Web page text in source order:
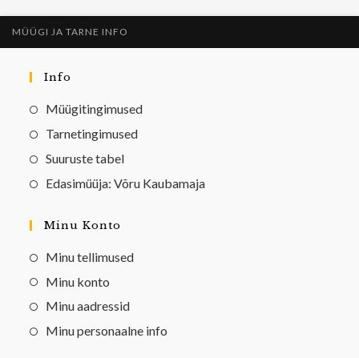
MÜÜGI JA TARNE INFO
Info
Müügitingimused
Tarnetingimused
Suuruste tabel
Edasimüüja: Võru Kaubamaja
Minu Konto
Minu tellimused
Minu konto
Minu aadressid
Minu personaalne info